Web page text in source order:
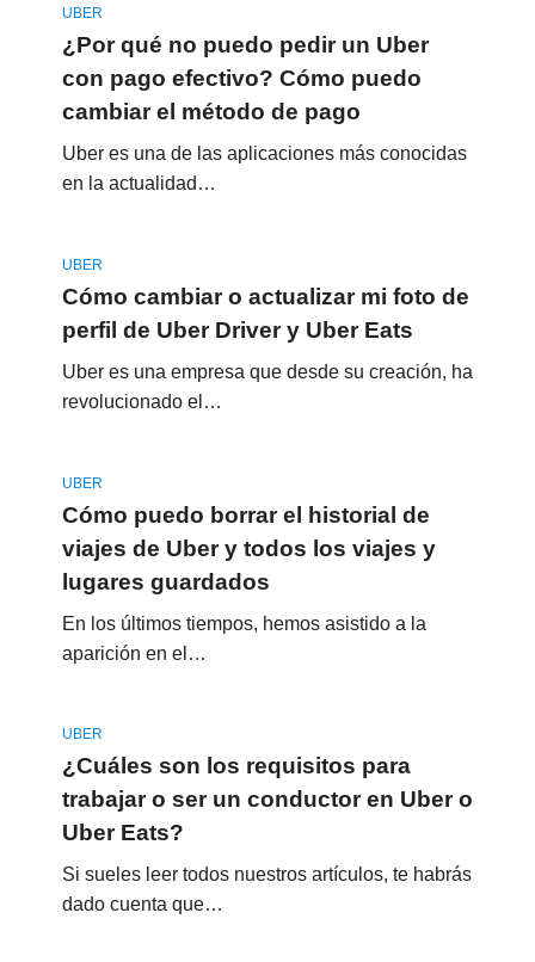
UBER
¿Por qué no puedo pedir un Uber
con pago efectivo? Cómo puedo
cambiar el método de pago
Uber es una de las aplicaciones más conocidas
en la actualidad…
UBER
Cómo cambiar o actualizar mi foto de
perfil de Uber Driver y Uber Eats
Uber es una empresa que desde su creación, ha
revolucionado el…
UBER
Cómo puedo borrar el historial de
viajes de Uber y todos los viajes y
lugares guardados
En los últimos tiempos, hemos asistido a la
aparición en el…
UBER
¿Cuáles son los requisitos para
trabajar o ser un conductor en Uber o
Uber Eats?
Si sueles leer todos nuestros artículos, te habrás
dado cuenta que…